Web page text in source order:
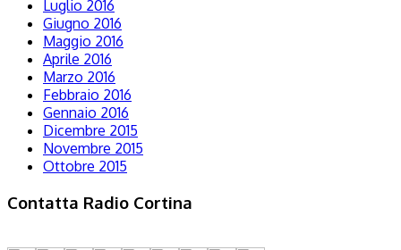
Luglio 2016
Giugno 2016
Maggio 2016
Aprile 2016
Marzo 2016
Febbraio 2016
Gennaio 2016
Dicembre 2015
Novembre 2015
Ottobre 2015
Contatta Radio Cortina